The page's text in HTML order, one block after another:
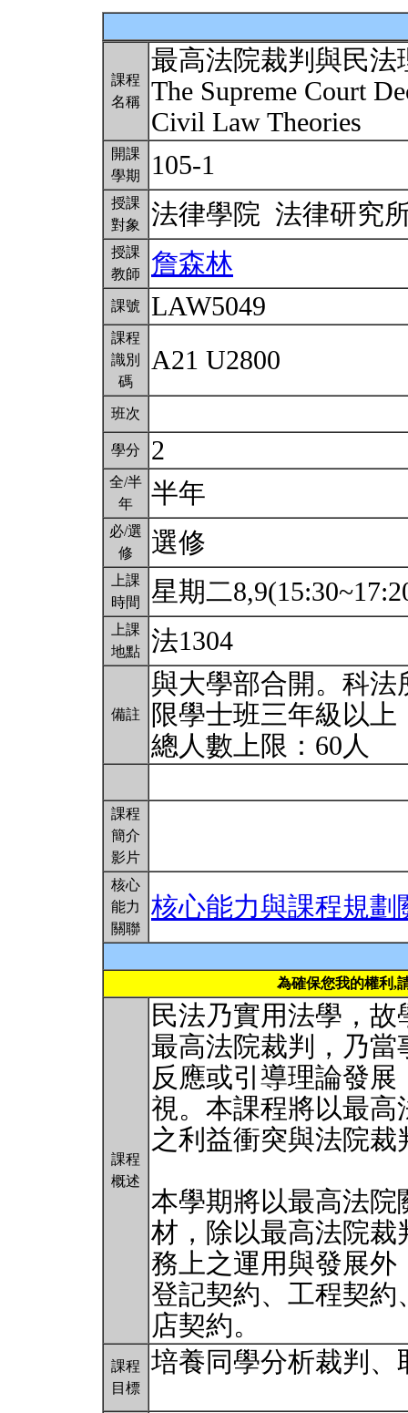
課程
名稱
最高法院裁判與民法
The Supreme Court
Civil Law Theories
開課
學期
105-1
授課
對象
法律學院 法律研究
授課
教師
詹森林
課號 LAW5049
課程
識別
碼
A21 U2800
班次
學分 2
全/半
年
半年
必/選
修
選修
上課
時間
星期二
上課
地點
法1304
備註
與大學部合開。科
限學士班三年級以上
總人數上限：60人
課程
簡介
影片
核心
能力
關聯
核心能力與課程規劃
為確保您我的權利,
課程
概述
民法乃實用法學，
最高法院裁判，乃
反應或引導理論發
視。本課程將以最
之利益衝突與法院裁
本學期將以最高法
材，除以最高法院
務上之運用與發展
登記契約、工程契
店契約。
課程
目標
培養同學分析裁判